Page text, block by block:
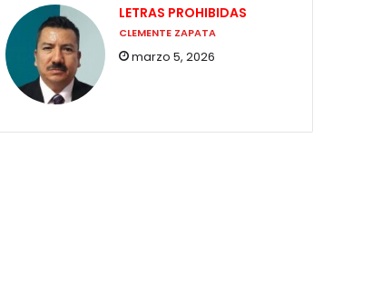
LETRAS PROHIBIDAS
CLEMENTE ZAPATA
marzo 5, 2026